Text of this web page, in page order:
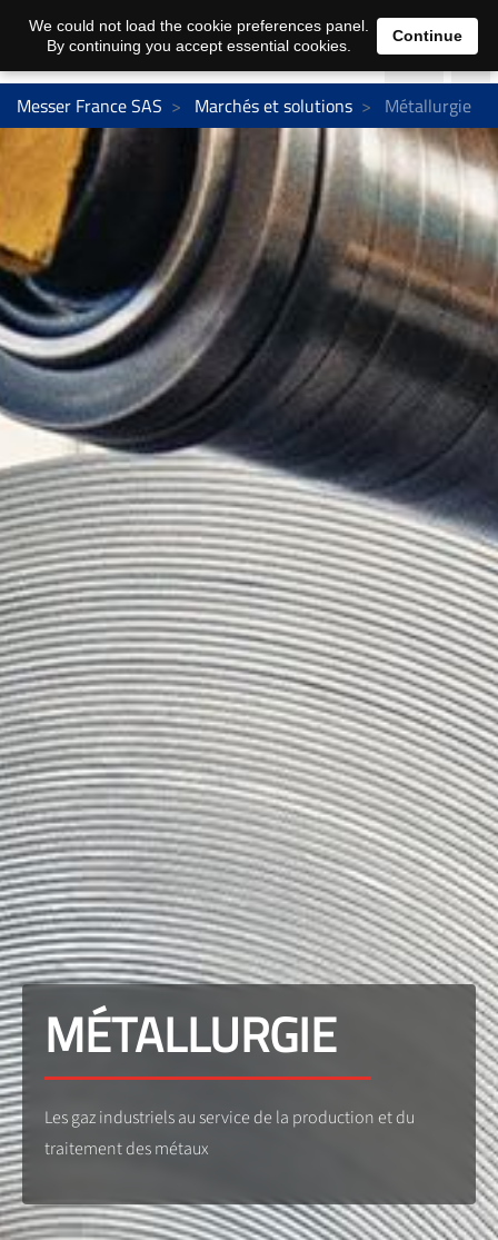
Messer France SAS Marchés et solutions Métallurgie
MÉTALLURGIE
Les gaz industriels au service de la production et du
traitement des métaux
We could not load the cookie preferences panel.
By continuing you accept essential cookies.
Continue